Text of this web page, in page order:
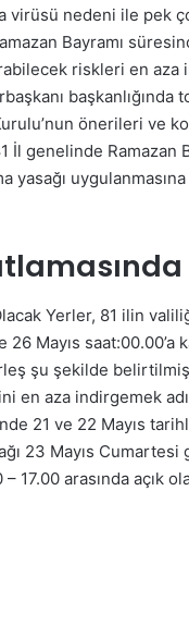
virüsü nedeni ile pek
Bayramı
riskleri en aza
başkanlığında
önerileri ve
genelinde Ramazan
yasağı
Yerler, 81 ilin
26 Mayıs
şu şekilde
en aza indirgemek
21 ve 22 Mayıs
23 Mayıs
17.00 arasında açık